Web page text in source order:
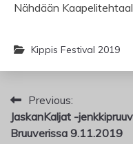
Nähdään
Kippis Festival 2019
Artikkelien
selaus
Previous:
JaskanKaljat -
Bruuverissa 9.11.2019